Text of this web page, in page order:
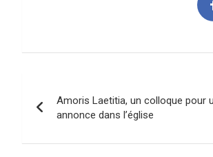
de
l’article
Amoris Laetitia, un colloque pour
annonce dans l’église